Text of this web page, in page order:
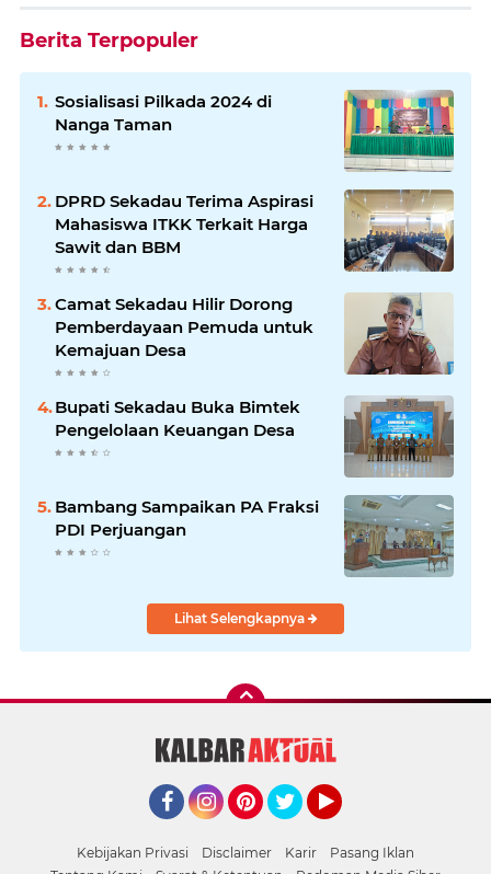
Berita Terpopuler
Sosialisasi Pilkada 2024 di
Nanga Taman
DPRD Sekadau Terima Aspirasi
Mahasiswa ITKK Terkait Harga
Sawit dan BBM
Camat Sekadau Hilir Dorong
Pemberdayaan Pemuda untuk
Kemajuan Desa
Bupati Sekadau Buka Bimtek
Pengelolaan Keuangan Desa
Bambang Sampaikan PA Fraksi
PDI Perjuangan
Lihat Selengkapnya
Kebijakan Privasi Disclaimer Karir
Pasang Iklan